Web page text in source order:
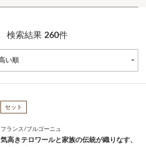
検索結果 260件
セット
フランス/ブルゴーニュ
気高きテロワールと家族の伝統が織りなす、